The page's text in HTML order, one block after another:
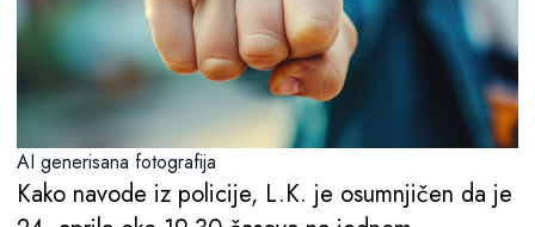
AI generisana fotografija
Kako navode iz policije, L.K. je osumnjičen da je